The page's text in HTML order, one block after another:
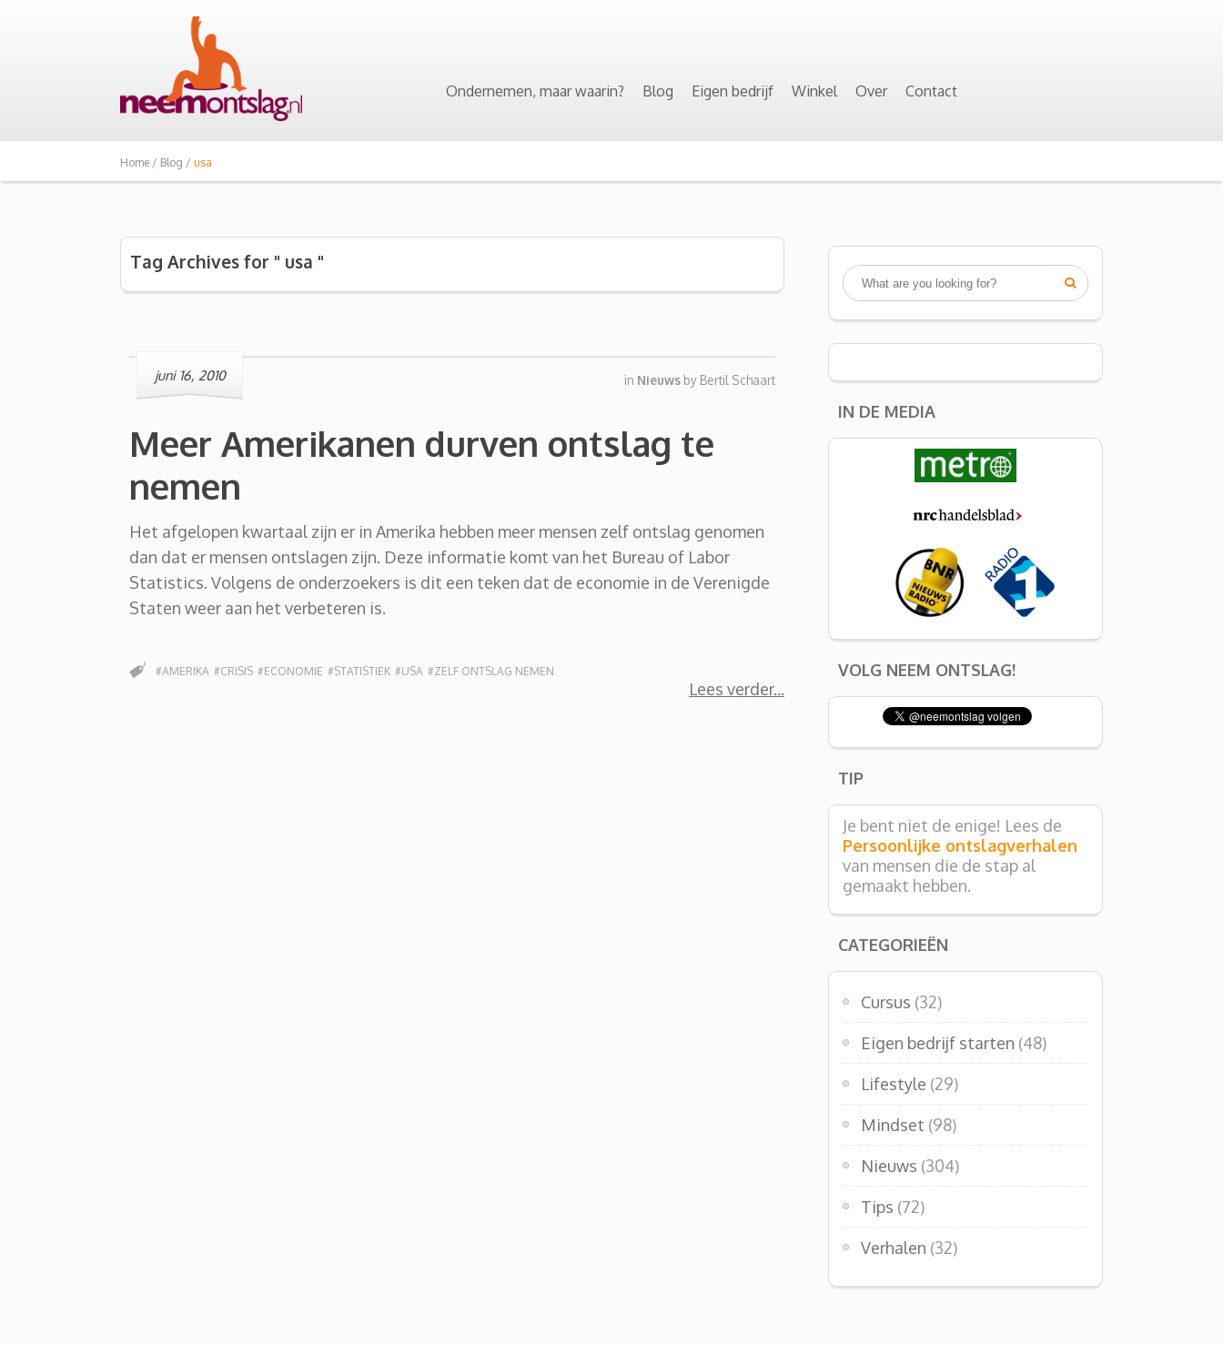
Ondernemen, maar waarin? Blog Eigen bedrijf Winkel Over Contact
Home / Blog / usa
Tag Archives for " usa "
juni 16, 2010 in Nieuws by Bertil Schaart
Meer Amerikanen durven ontslag te
nemen
Het afgelopen kwartaal zijn er in Amerika hebben meer mensen zelf ontslag genomen
dan dat er mensen ontslagen zijn. Deze informatie komt van het Bureau of Labor
Statistics. Volgens de onderzoekers is dit een teken dat de economie in de Verenigde
Staten weer aan het verbeteren is.
Lees verder
#AMERIKA #CRISIS #ECONOMIE #STATISTIEK #USA #ZELF ONTSLAG NEMEN

IN DE MEDIA
VOLG NEEM ONTSLAG!
TIP
Je bent niet de enige! Lees de
Persoonlijke ontslagverhalen
van mensen die de stap al
gemaakt hebben.
CATEGORIEËN
Cursus (32)
Eigen bedrijf starten (48)
Lifestyle (29)
Mindset (98)
Nieuws (304)
Tips (72)
Verhalen (32)